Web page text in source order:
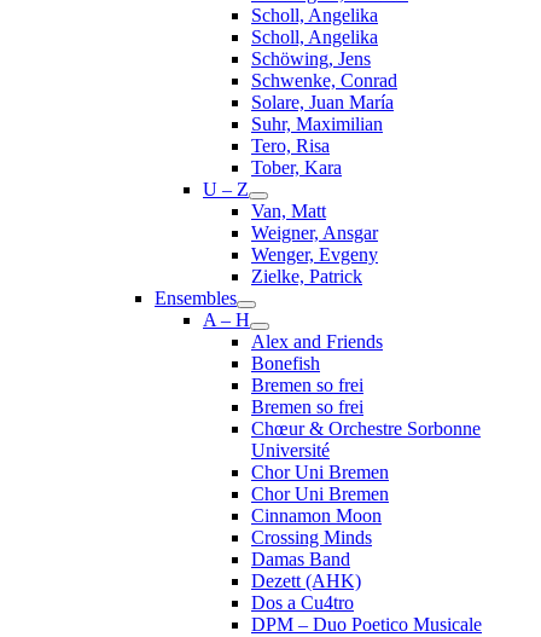
Scholl, Angelika
Scholl, Angelika
Schöwing, Jens
Schwenke, Conrad
Solare, Juan María
Suhr, Maximilian
Tero, Risa
Tober, Kara
U – Z
Van, Matt
Weigner, Ansgar
Wenger, Evgeny
Zielke, Patrick
Ensembles
A – H
Alex and Friends
Bonefish
Bremen so frei
Bremen so frei
Chœur & Orchestre Sorbonne
Université
Chor Uni Bremen
Chor Uni Bremen
Cinnamon Moon
Crossing Minds
Damas Band
Dezett (AHK)
Dos a Cu4tro
DPM – Duo Poetico Musicale